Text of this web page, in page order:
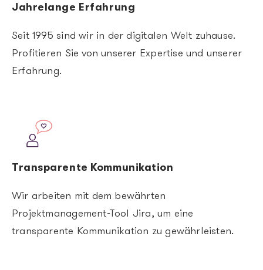
Jahrelange Erfahrung
Seit 1995 sind wir in der digitalen Welt zuhause.
Profitieren Sie von unserer Expertise und unserer
Erfahrung.
Image
Transparente Kommunikation
Wir arbeiten mit dem bewährten
Projektmanagement-Tool Jira, um eine
transparente Kommunikation zu gewährleisten.